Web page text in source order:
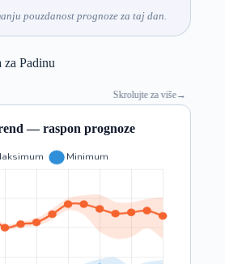
pouzdanost prognoze za taj dan.
za Padinu
Skrolujte za više→
— raspon prognoze